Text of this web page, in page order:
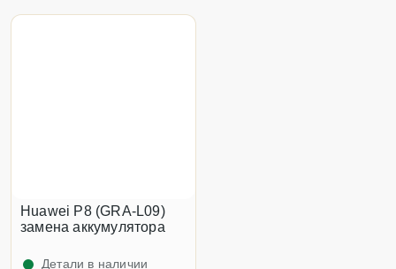
Huawei P8 (GRA-L09)
замена аккумулятора
Детали в наличии